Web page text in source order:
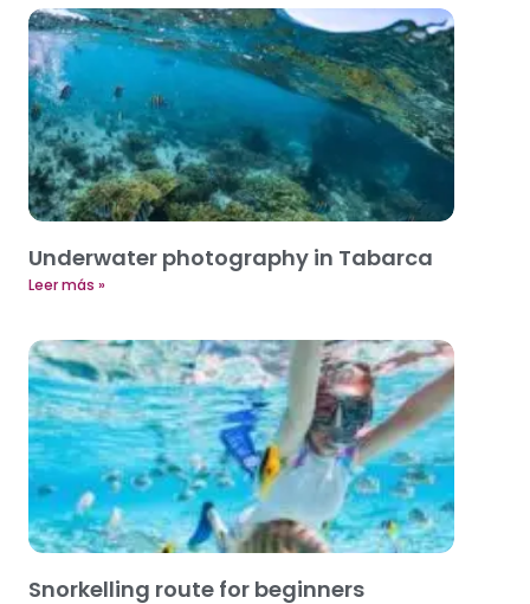
Underwater photography in Tabarca
Leer más »
Snorkelling route for beginners